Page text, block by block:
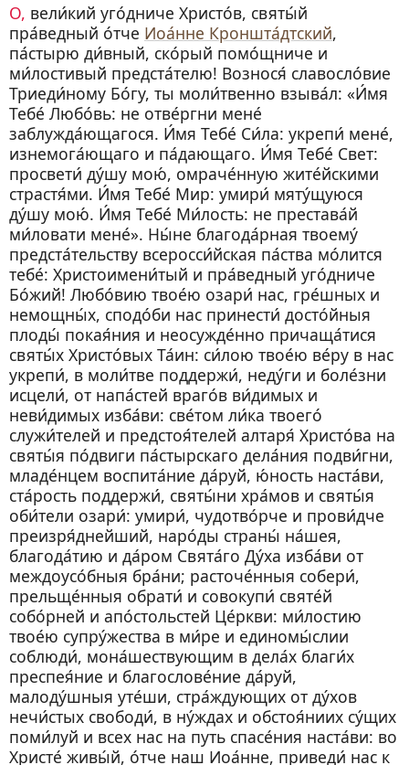
О, вели́кий уго́дниче Христо́в, святы́й
пра́ведный о́тче Иоа́нне Кроншта́дтский,
па́стырю ди́вный, ско́рый помо́щниче и
ми́лостивый предста́телю! Вознося́ славосло́вие
Триеди́ному Бо́гу, ты моли́твенно взыва́л: «И́мя
Тебе́ Любо́вь: не отве́ргни мене́
заблужда́ющагося. И́мя Тебе́ Си́ла: укрепи́ мене́,
изнемога́ющаго и па́дающаго. И́мя Тебе́ Свет:
просвети́ ду́шу мою́, омраче́нную жите́йскими
страстя́ми. И́мя Тебе́ Мир: умири́ мяту́щуюся
ду́шу мою́. И́мя Тебе́ Ми́лость: не престава́й
ми́ловати мене́». Ны́не благода́рная твоему́
предста́тельству всеросси́йская па́ства мо́лится
тебе́: Христоимени́тый и пра́ведный уго́дниче
Бо́жий! Любо́вию твое́ю озари́ нас, гре́шных и
немощны́х, сподо́би нас принести́ досто́йныя
плоды́ покая́ния и неосужде́нно причаща́тися
святы́х Христо́вых Та́ин: си́лою твое́ю ве́ру в нас
укрепи́, в моли́тве поддержи́, неду́ги и боле́зни
исцели́, от напа́стей враго́в ви́димых и
неви́димых изба́ви: све́том ли́ка твоего́
служи́телей и предстоя́телей алтаря́ Христо́ва на
святы́я по́двиги па́стырскаго дела́ния подви́гни,
младе́нцем воспита́ние да́руй, ю́ность наста́ви,
ста́рость поддержи́, святы́ни хра́мов и святы́я
оби́тели озари́: умири́, чудотво́рче и прови́дче
преизря́днейший, наро́ды страны́ на́шея,
благода́тию и да́ром Свята́го Ду́ха изба́ви от
междоусо́бныя бра́ни; расточе́нныя собери́,
прельще́нныя обрати́ и совокупи́ святе́й
собо́рней и апо́стольстей Це́ркви: ми́лостию
твое́ю супру́жества в ми́ре и единомы́слии
соблюди́, мона́шествующим в дела́х благи́х
преспея́ние и благослове́ние да́руй,
малоду́шныя уте́ши, стра́ждующих от ду́хов
нечи́стых свободи́, в ну́ждах и обстоя́ниих су́щих
поми́луй и всех нас на путь спасе́ния наста́ви: во
Христе́ живы́й, о́тче наш Иоа́нне, приведи́ нас к